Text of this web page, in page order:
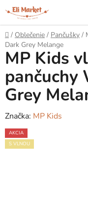
Prejsť
na
obsah
Domov
/ Oblečenie / Pančušky /
Dark Grey Melange
MP Kids
pančuchy
Grey
Značka: MP Kids
AKCIA
S VLNOU